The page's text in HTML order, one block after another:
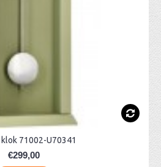
71002-U70341
€299,00